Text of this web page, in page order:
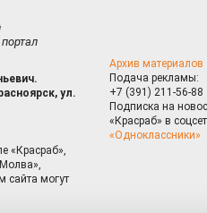
ул.
«Красраб»,
сайта могут
Архив материалов
Подача рекламы:
+7 (391) 211-56-88
Подписка на
«Красраб» в
«Одноклассники»
Вы даете согласие на